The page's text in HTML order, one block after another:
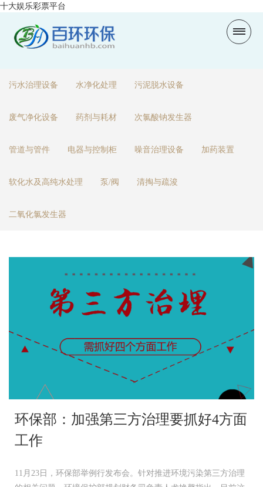
十大娱乐彩票平台
污水治理设备 水净化处理 污泥脱水设备
废气净化设备 药剂与耗材 次氯酸钠发生器
管道与管件 电器与控制柜 噪音治理设备 加药装置
软化水及高纯水处理 泵/阀 清掏与疏浚
二氧化氯发生器
环保部：加强第三方治理要抓好4方面
工作
11月23日，环保部举例行发布会。针对推进环境污染第三方治理